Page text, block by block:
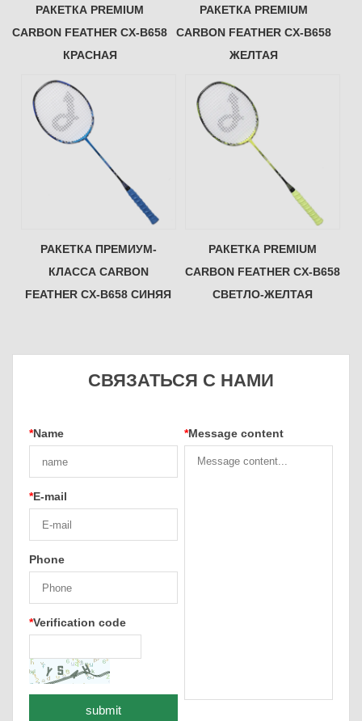
РАКЕТКА PREMIUM
CARBON FEATHER CX-B658
КРАСНАЯ
РАКЕТКА PREMIUM
CARBON FEATHER CX-B658
ЖЕЛТАЯ
РАКЕТКА ПРЕМИУМ-
КЛАССА CARBON
FEATHER CX-B658 СИНЯЯ
РАКЕТКА PREMIUM
CARBON FEATHER CX-B658
СВЕТЛО-ЖЕЛТАЯ
СВЯЗАТЬСЯ С НАМИ
*Name
*E-mail
Phone
*Verification code
*Message content